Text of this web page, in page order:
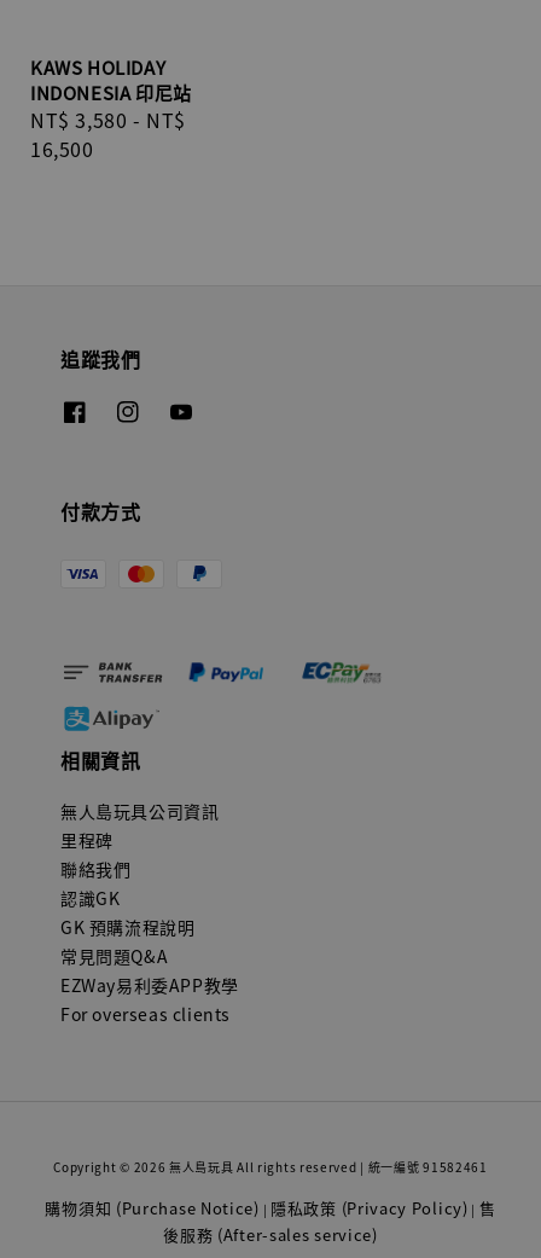
KAWS HOLIDAY
INDONESIA 印尼站
Regular
price
NT$ 3,580 - NT$
16,500
追蹤我們
付款方式
相關資訊
無人島玩具公司資訊
里程碑
聯絡我們
認識GK
GK 預購流程說明
常見問題Q&A
EZWay易利委APP教學
For overseas clients
Copyright © 2026 無人島玩具 All rights reserved | 統一編號 91582461
購物須知 (Purchase Notice) | 隱私政策 (Privacy Policy) | 售
後服務 (After-sales service)